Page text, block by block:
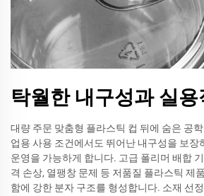
탁월한 내구성과 실
대량 주문 맞춤형 플라스틱 컵 뒤에 숨은 공
업용 사용 조건에서도 뛰어난 내구성을 보장
운영을 가능하게 합니다. 고급 폴리머 배합
격 손상, 열팽창 문제 등 저품질 플라스틱 제
함에 강한 분자 구조를 형성합니다. 소재 선